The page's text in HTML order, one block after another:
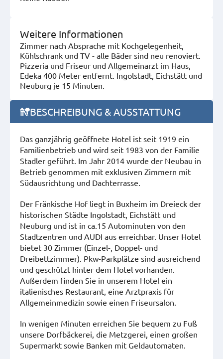
Weitere Informationen
Zimmer nach Absprache mit Kochgelegenheit,
Kühlschrank und TV - alle Bäder sind neu renoviert.
Pizzeria und Friseur und Allgemeinarzt im Haus,
Edeka 400 Meter entfernt. Ingolstadt, Eichstätt und
Neuburg je 15 Minuten.
BESCHREIBUNG & AUSSTATTUNG
Das ganzjährig geöffnete Hotel ist seit 1919 ein
Familienbetrieb und wird seit 1983 von der Familie
Stadler geführt. Im Jahr 2014 wurde der Neubau in
Betrieb genommen mit exklusiven Zimmern mit
Südausrichtung und Dachterrasse.
Der Fränkische Hof liegt in Buxheim im Dreieck der
historischen Städte Ingolstadt, Eichstätt und
Neuburg und ist in ca.15 Autominuten von den
Stadtzentren und AUDI aus erreichbar. Unser Hotel
bietet 30 Zimmer (Einzel-, Doppel- und
Dreibettzimmer). Pkw-Parkplätze sind ausreichend
und geschützt hinter dem Hotel vorhanden.
Außerdem finden Sie in unserem Hotel ein
italienisches Restaurant, eine Arztpraxis für
Allgemeinmedizin sowie einen Friseursalon.
In wenigen Minuten erreichen Sie bequem zu Fuß
unsere Dorfbäckerei, die Metzgerei, einen großen
Supermarkt sowie Banken mit Geldautomaten.